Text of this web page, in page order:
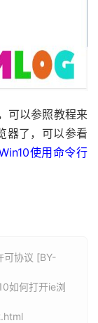
以参照教程来
器了，可以参看
使用命令行
可协议 [BY-
如何打开ie浏